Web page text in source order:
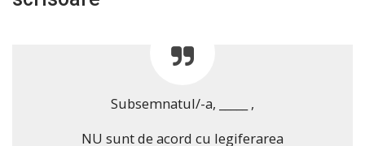
Subsemnatul/-a, _____ ,
NU sunt de acord cu legiferarea